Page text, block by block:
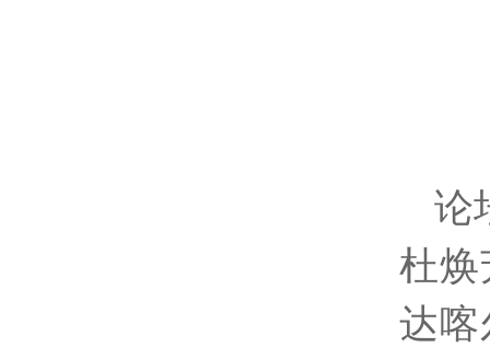
论
杜焕
达喀